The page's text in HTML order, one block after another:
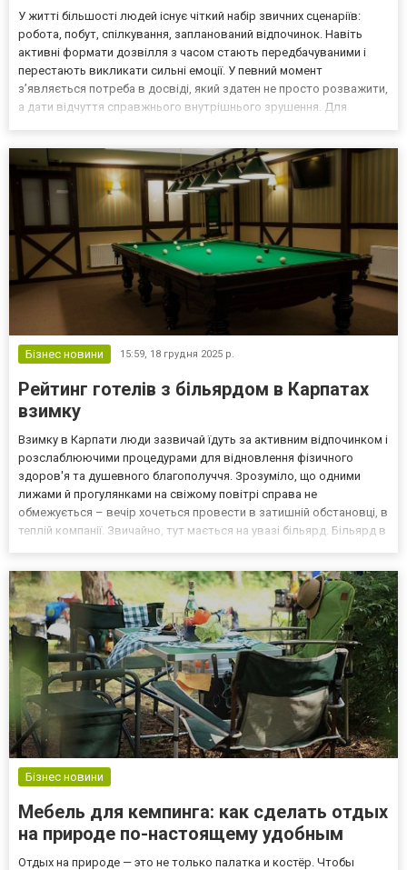
У житті більшості людей існує чіткий набір звичних сценаріїв:
робота, побут, спілкування, запланований відпочинок. Навіть
активні формати дозвілля з часом стають передбачуваними і
перестають викликати сильні емоції. У певний момент
з’являється потреба в досвіді, який здатен не просто розважити,
а дати відчуття справжнього внутрішнього зрушення. Для
Бізнес новини 15:59, 18 грудня 2025 р.
Рейтинг готелів з більярдом в Карпатах
взимку
Взимку в Карпати люди зазвичай їдуть за активним відпочинком і
розслаблюючими процедурами для відновлення фізичного
здоров'я та душевного благополуччя. Зрозуміло, що одними
лижами й прогулянками на свіжому повітрі справа не
обмежується – вечір хочеться провести в затишній обстановці, в
теплій компанії. Звичайно, тут мається на увазі більярд. Більярд в
Бізнес новини
Мебель для кемпинга: как сделать отдых
на природе по-настоящему удобным
Отдых на природе — это не только палатка и костёр. Чтобы